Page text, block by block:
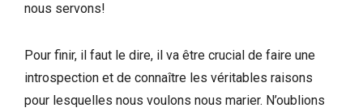
nous servons!
Pour finir, il faut le dire, il va être crucial de faire une
introspection et de connaître les véritables raisons
pour lesquelles nous voulons nous marier. N’oublions